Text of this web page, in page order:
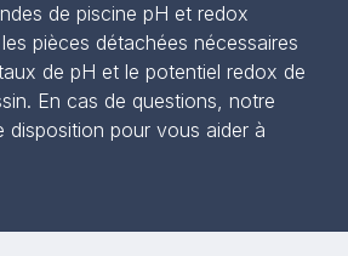
de piscine pH et redox
pièces détachées nécessaires
de pH et le potentiel redox de
En cas de questions, notre
disposition pour vous aider à